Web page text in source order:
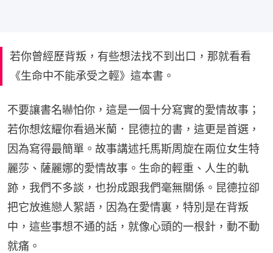
若你曾經歷背叛，有些想法找不到出口，那就看看
《生命中不能承受之輕》這本書。
不要讓書名㬨怕你，這是一個十分寫實的愛情故事；
若你想炫耀你看過米蘭．昆德拉的書，這更是首選，
因為寫得最簡單。故事講述托馬斯周旋在兩位女生特
麗莎、薩麗娜的愛情故事。生命的輕重、人生的軌
跡，我們不多談，也扮成跟我們毫無關係。昆德拉卻
把它放進戀人絮語，因為在愛情裏，特別是在背叛
中，這些事想不通的話，就像心頭的一根針，動不動
就痛。